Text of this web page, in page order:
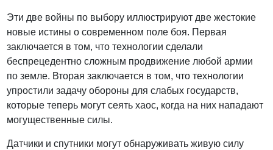
Эти две войны по выбору иллюстрируют две жестокие
новые истины о современном поле боя. Первая
заключается в том, что технологии сделали
беспрецедентно сложным продвижение любой армии
по земле. Вторая заключается в том, что технологии
упростили задачу обороны для слабых государств,
которые теперь могут сеять хаос, когда на них нападают
могущественные силы.
Датчики и спутники могут обнаруживать живую силу